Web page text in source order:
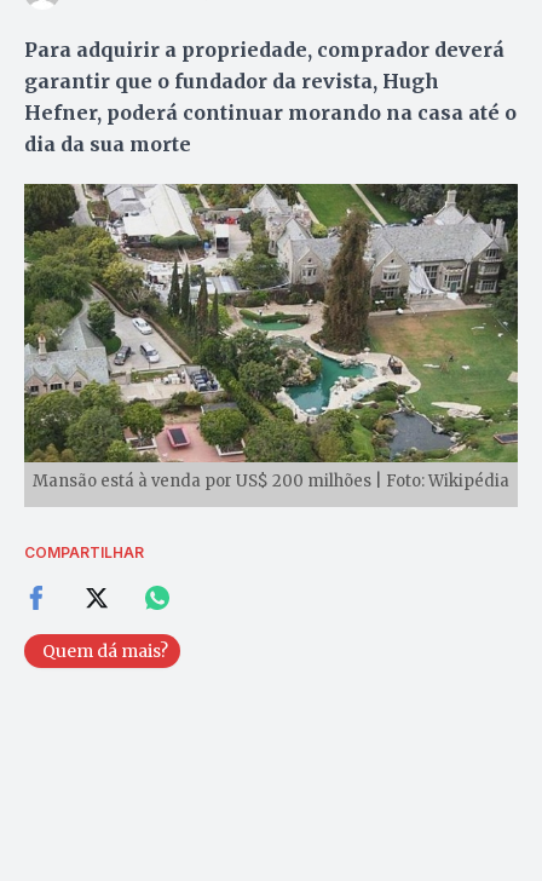
Para adquirir a propriedade, comprador deverá
garantir que o fundador da revista, Hugh
Hefner, poderá continuar morando na casa até o
dia da sua morte
Mansão está à venda por US$ 200 milhões | Foto: Wikipédia
COMPARTILHAR
Quem dá mais?